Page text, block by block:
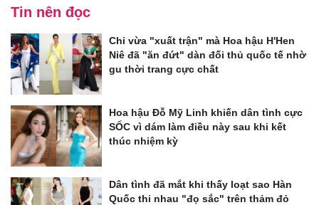
Tin nên đọc
Chỉ vừa "xuất trận" mà Hoa hậu H'Hen
Niê đã "ăn đứt" dàn đối thủ quốc tế nhờ
gu thời trang cực chất
Hoa hậu Đỗ Mỹ Linh khiến dân tình cực
SỐC vì dám làm điều này sau khi kết
thúc nhiệm kỳ
Dân tình đã mắt khi thấy loạt sao Hàn
Quốc thi nhau "đọ sắc" trên thảm đỏ